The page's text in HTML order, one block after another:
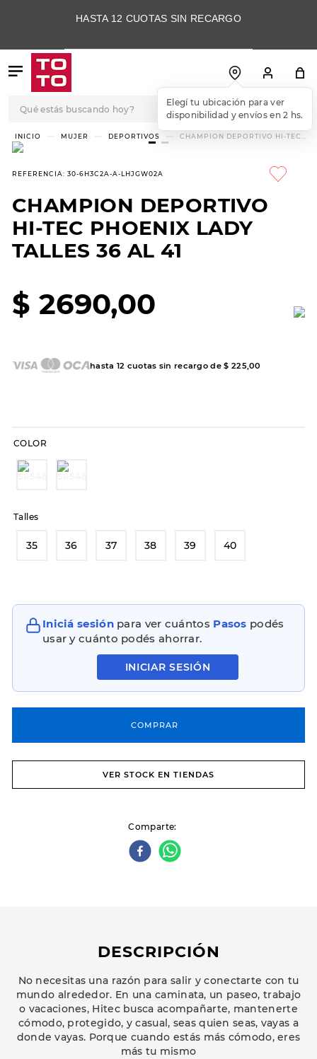
HASTA 12 CUOTAS SIN RECARGO
Elegí tu ubicación para ver
disponibilidad y envíos en 2 hs.
MUJER DEPORTIVOS
CHAMPION DEPORTIVO HI-TEC
REFERENCIA: 30-6H3C2A-A-LHJGW02A
CHAMPION DEPORTIVO
HI-TEC PHOENIX LADY
TALLES 36 AL 41
$ 2690,00
hasta 12 cuotas sin recargo de$ 225,00
COLOR
Talles
35 36 37 38 39 40
Iniciá sesión para ver cuántos Pasos podés
usar y cuánto podés ahorrar.
INICIAR SESIÓN
COMPRAR
VER STOCK EN TIENDAS
Comparte
DESCRIPCIÓN
No necesitas una razón para salir y conectarte con tu
mundo alrededor. En una caminata, un paseo, trabajo
o vacaciones, Hitec busca acompañarte, mantenerte
cómodo, protegido, y casual, seas quien seas, vayas a
donde vayas. Porque cuando estás más cómodo, eres
más tu mismo
TÉRMINOS MÁS
BUSCADOS
3 .
skechers slip-ins
4.
9.
slip-ins